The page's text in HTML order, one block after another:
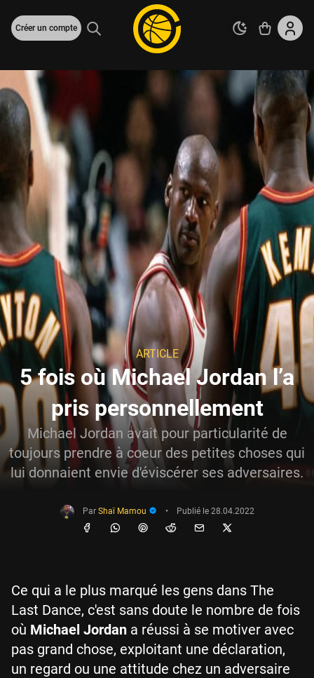
Créer un compte
ARTICLE
5 fois où Michael Jordan l’a
pris personnellement
Michael Jordan avait pour particularité de
toujours prendre à coeur des petites choses qui
lui donnaient envie d'éviscérer ses adversaires.
Par Shaï Mamou • Publié le 28.04.2022
Ce qui a le plus marqué les gens dans The
Last Dance, c'est sans doute le nombre de fois
où Michael Jordan a réussi à se motiver avec
pas grand chose, exploitant une déclaration,
un regard ou une attitude chez un adversaire